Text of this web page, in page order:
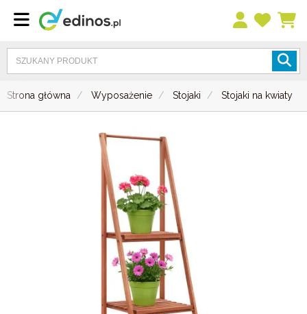
Strona główna Wyposażenie Stojaki Stojaki na kwiaty